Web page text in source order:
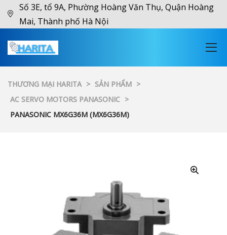
Số 3E, tổ 9A, Phường Hoàng Văn Thụ, Quận Hoàng
Mai, Thành phố Hà Nội
THƯƠNG MẠI HARITA > SẢN PHẨM >
AC SERVO MOTORS PANASONIC >
PANASONIC MX6G36M (MX6G36M)